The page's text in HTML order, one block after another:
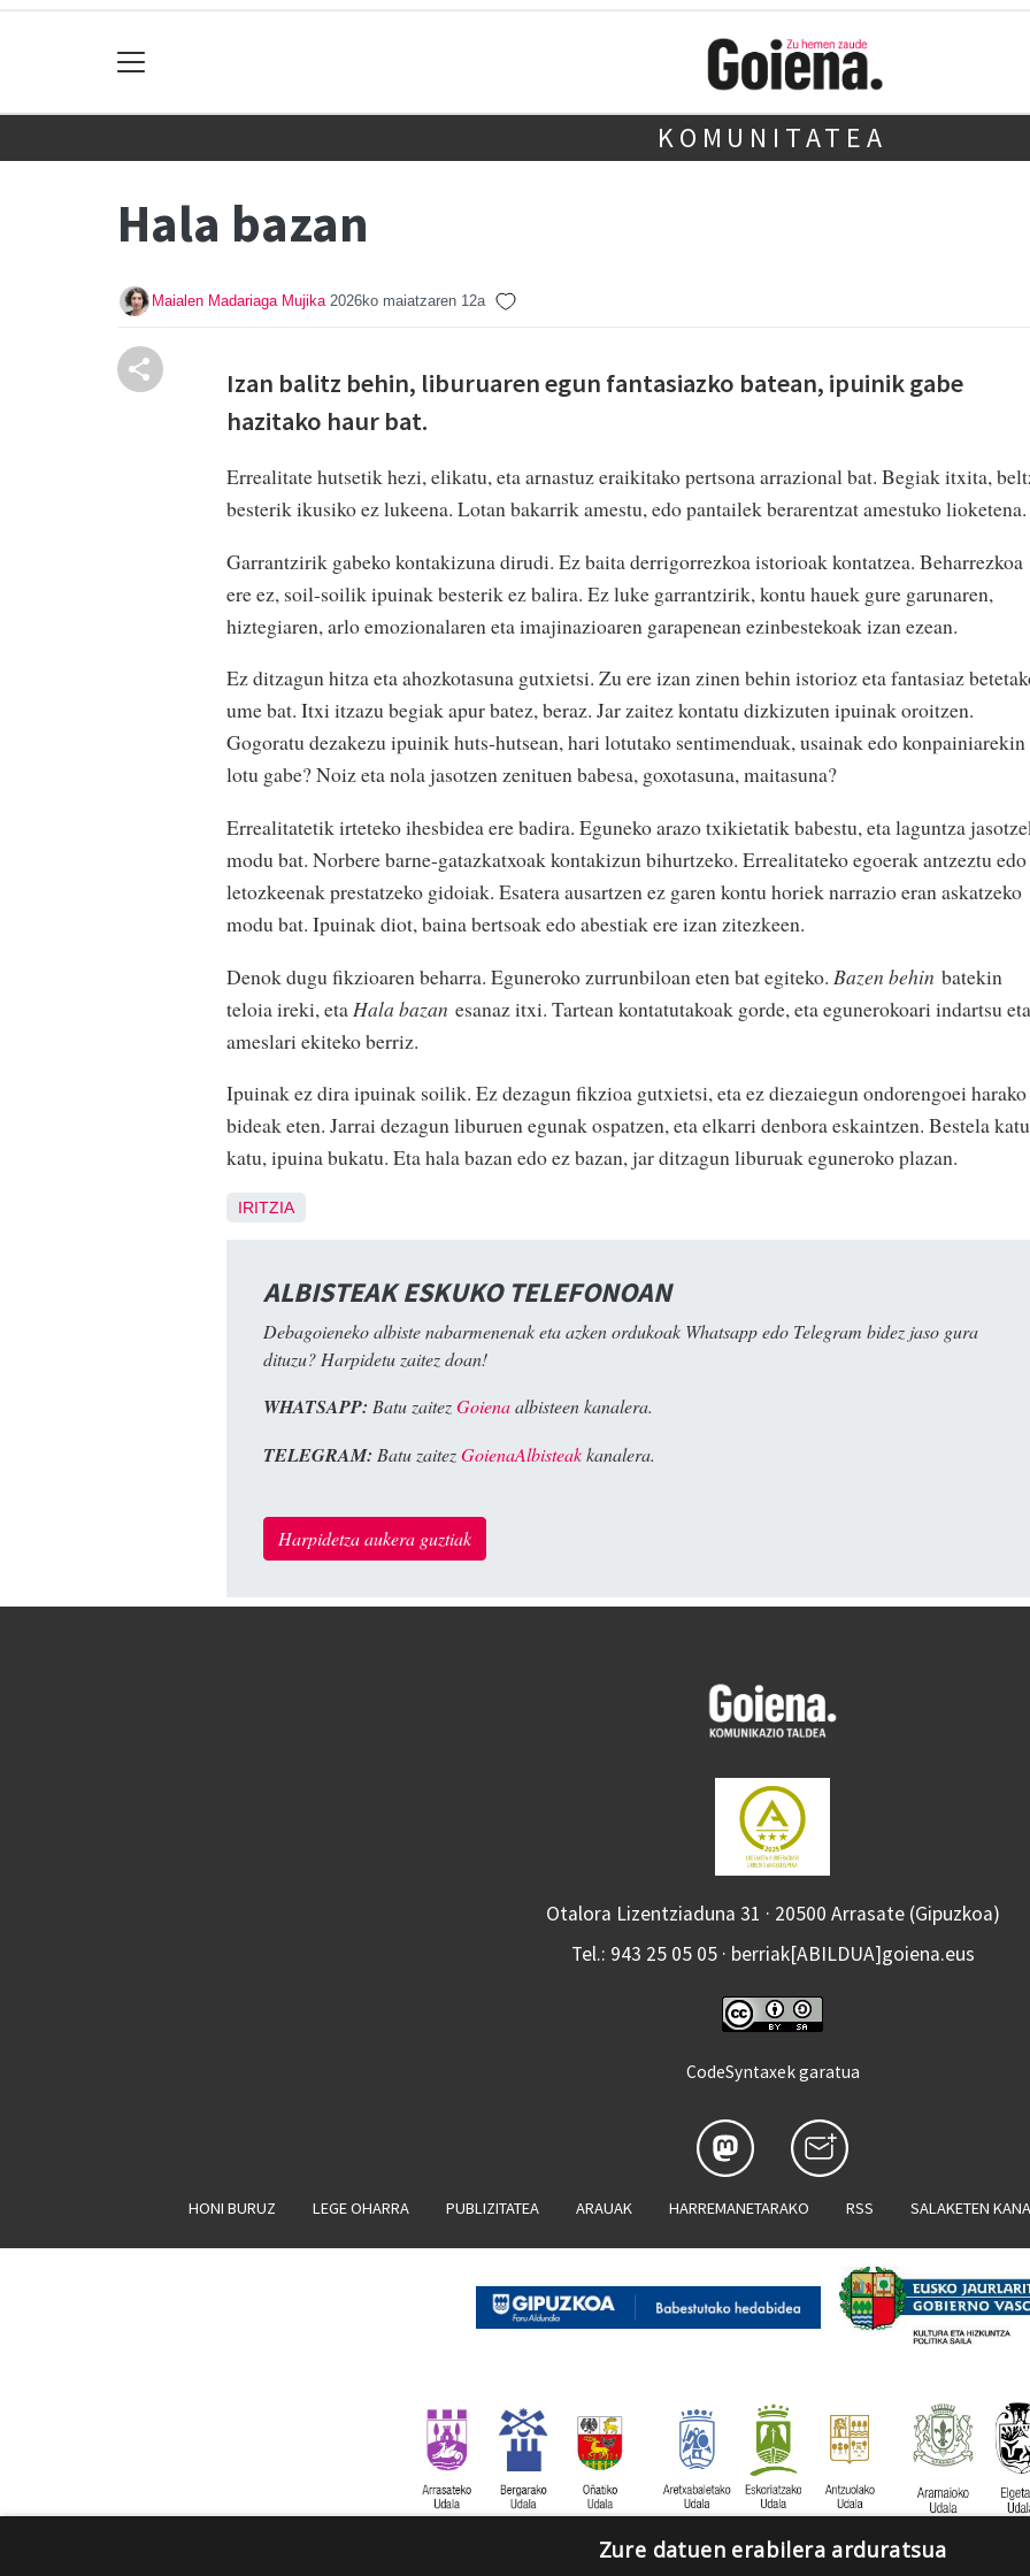
KOMUNITATEA
Hala bazan
Maialen Madariaga Mujika 2026ko maiatzaren 12a
Izan balitz behin, liburuaren egun fantasiazko batean, ipuinik gabe
hazitako haur bat.
Errealitate hutsetik hezi, elikatu, eta arnastuz eraikitako pertsona arrazional bat. Begiak itxita,
besterik ikusiko ez lukeena. Lotan bakarrik amestu, edo pantailek berarentzat amestuko lioketena.
Garrantzirik gabeko kontakizuna dirudi. Ez baita derrigorrezkoa istorioak kontatzea. Beharrezkoa
ere ez, soil-soilik ipuinak besterik ez balira. Ez luke garrantzirik, kontu hauek gure garunaren,
hiztegiaren, arlo emozionalaren eta imajinazioaren garapenean ezinbestekoak izan ezean.
Ez ditzagun hitza eta ahozkotasuna gutxietsi. Zu ere izan zinen behin istorioz eta fantasiaz
ume bat. Itxi itzazu begiak apur batez, beraz. Jar zaitez kontatu dizkizuten ipuinak oroitzen.
Gogoratu dezakezu ipuinik huts-hutsean, hari lotutako sentimenduak, usainak edo konpainiarekin
lotu gabe? Noiz eta nola jasotzen zenituen babesa, goxotasuna, maitasuna?
Errealitatetik irteteko ihesbidea ere badira. Eguneko arazo txikietatik babestu, eta laguntza
modu bat. Norbere barne-gatazkatxoak kontakizun bihurtzeko. Errealitateko egoerak antzeztu edo
letozkeenak prestatzeko gidoiak. Esatera ausartzen ez garen kontu horiek narrazio eran askatzeko
modu bat. Ipuinak diot, baina bertsoak edo abestiak ere izan zitezkeen.
Denok dugu fikzioaren beharra. Eguneroko zurrunbiloan eten bat egiteko. Bazen behin batekin
teloia ireki, eta Hala bazan esanaz itxi. Tartean kontatutakoak gorde, eta egunerokoari indartsu eta
ameslari ekiteko berriz.
Ipuinak ez dira ipuinak soilik. Ez dezagun fikzioa gutxietsi, eta ez diezaiegun ondorengoei harako
bideak eten. Jarrai dezagun liburuen egunak ospatzen, eta elkarri denbora eskaintzen. Bestela katu
katu, ipuina bukatu. Eta hala bazan edo ez bazan, jar ditzagun liburuak eguneroko plazan.
IRITZIA
ALBISTEAK ESKUKO TELEFONOAN
Debagoieneko albiste nabarmenenak eta azken ordukoak Whatsapp edo Telegram bidez jaso gura
dituzu? Harpidetu zaitez doan!
WHATSAPP: Batu zaitezGoienaalbisteen kanalera.
TELEGRAM: Batu zaitezGoienaAlbisteakkanalera.
Harpidetza aukera guztiak
Otalora Lizentziaduna 31 · 20500 Arrasate (Gipuzkoa)
Tel.: 943 25 05 05 · berriak[ABILDUA]goiena.eus
CodeSyntaxek garatua
HONI BURUZ LEGE OHARRA PUBLIZITATEA ARAUAK HARREMANETARAKO RSS SALAKETEN
Zure datuen erabilera arduratsua